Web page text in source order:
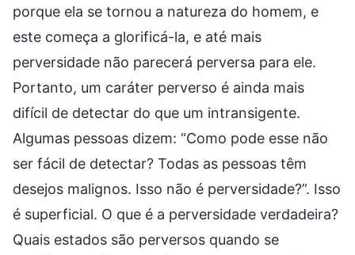
porque ela se tornou a natureza do homem, e
este começa a glorificá-la, e até mais
perversidade não parecerá perversa para ele.
Portanto, um caráter perverso é ainda mais
difícil de detectar do que um intransigente.
Algumas pessoas dizem: “Como pode esse não
ser fácil de detectar? Todas as pessoas têm
desejos malignos. Isso não é perversidade?”. Isso
é superficial. O que é a perversidade verdadeira?
Quais estados são perversos quando se